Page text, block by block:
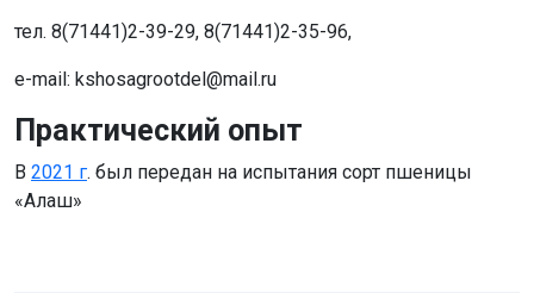
тел. 8(71441)2-39-29, 8(71441)2-35-96,
e-mail: kshosagrootdel@mail.ru
Практический опыт
В 2021 г. был передан на испытания сорт пшеницы
«Алаш»